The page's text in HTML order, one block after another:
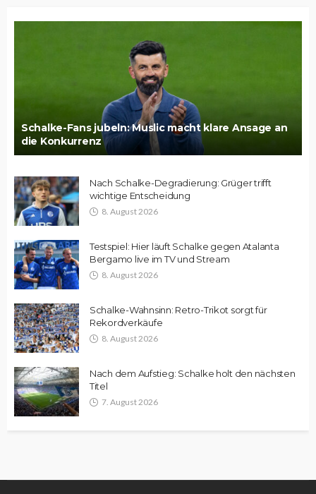
Schalke-Fans jubeln: Muslic macht klare Ansage an
die Konkurrenz
Nach Schalke-Degradierung: Grüger trifft
wichtige Entscheidung
8. August 2026
Testspiel: Hier läuft Schalke gegen Atalanta
Bergamo live im TV und Stream
8. August 2026
Schalke-Wahnsinn: Retro-Trikot sorgt für
Rekordverkäufe
8. August 2026
Nach dem Aufstieg: Schalke holt den nächsten
Titel
7. August 2026